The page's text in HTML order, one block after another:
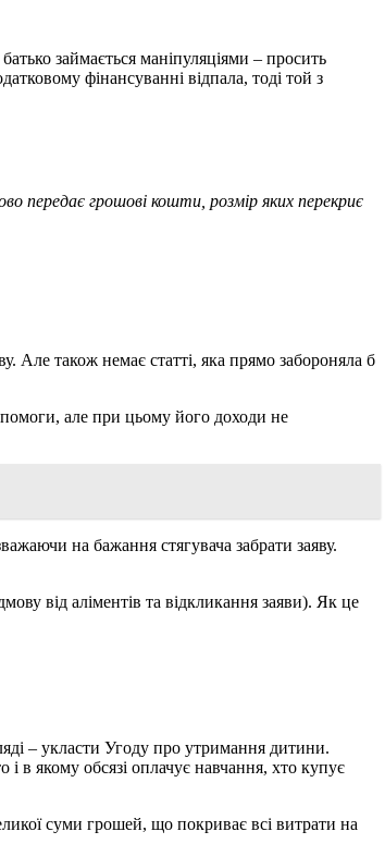
займається маніпуляціями – просить
фінансуванні відпала, тоді той з
передає грошові кошти, розмір яких перекриє
Але також немає статті, яка прямо забороняла б
але при цьому його доходи не
на бажання стягувача забрати заяву.
від аліментів та відкликання заяви). Як це
– укласти Угоду про утримання дитини.
в якому обсязі оплачує навчання, хто купує
суми грошей, що покриває всі витрати на